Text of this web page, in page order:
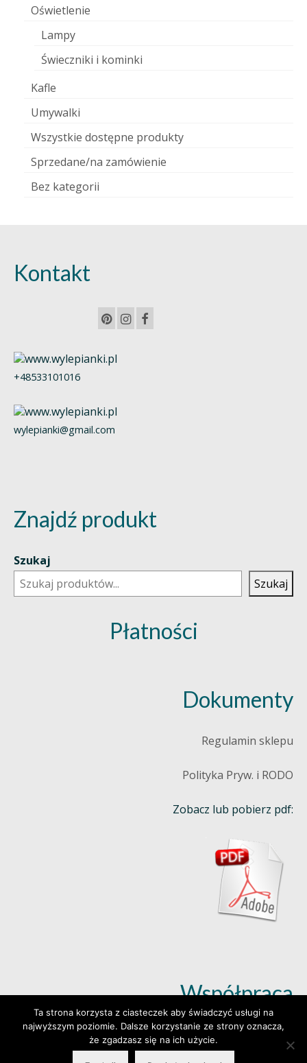
Oświetlenie
Lampy
Świeczniki i kominki
Kafle
Umywalki
Wszystkie dostępne produkty
Sprzedane/na zamówienie
Bez kategorii
Kontakt
+48533101016
wylepianki@gmail.com
Znajdź produkt
Szukaj
Szukaj
Płatności
Dokumenty
Regulamin sklepu
Polityka Pryw. i RODO
Zobacz lub pobierz pdf:
Współpraca
Dowiedz się więcej (klik)
Ta strona korzysta z ciasteczek aby świadczyć usługi na
najwyższym poziomie. Dalsze korzystanie ze strony oznacza,
że zgadzasz się na ich użycie.